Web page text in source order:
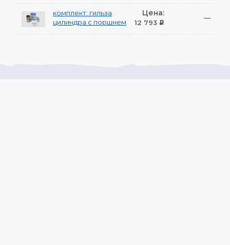
комплект: гильза
цилиндра с поршнем
Цена:
12 793 Р
—